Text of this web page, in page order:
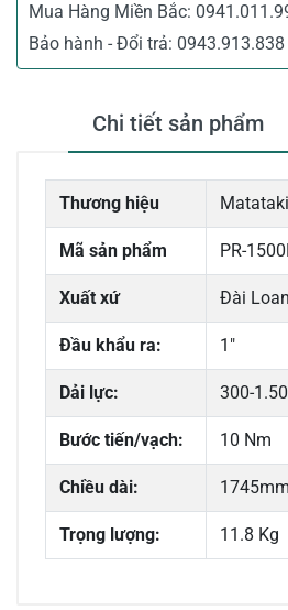
Mua Hàng Miền Bắc:
Bảo hành - Đổi trả: 0943.913.838
Chi tiết sản phẩm
Thương hiệu
Mã sản phẩm PR-
Xuất xứ Đài Loan
Đầu khẩu ra: 1″
Dải lực: 300-
Bước tiến/vạch: 10 Nm
Chiều dài:
Trọng lượng: 11.8 Kg